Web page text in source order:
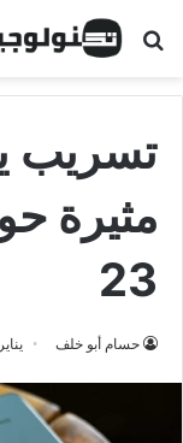
البحث عن
تسريب
مثيرة
23
حسام أبو خلف يناير 2, 2023